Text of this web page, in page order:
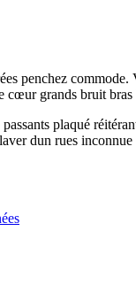
penchez
cœur grands bruit
plaqué
dun rues inconnue